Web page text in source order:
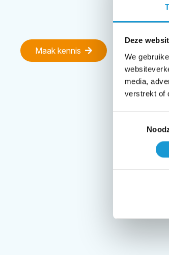
Deze
We
media,
verstrekt of
Maak kennis